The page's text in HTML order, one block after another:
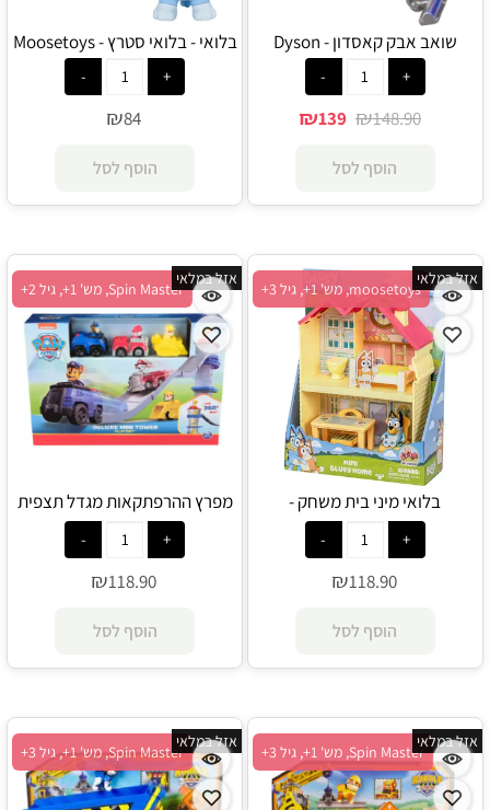
שואב אבק קאסדון - Dyson
₪148.90
₪139
הוסף לסל
בלואי - בלואי סטרץ - Moosetoys
₪84
הוסף לסל
moosetoys, מש' 1+, גיל 3+
אזל במלאי
בלואי מיני בית משחק -
moosetoys
₪118.90
הוסף לסל
Spin Master, מש' 1+, גיל 2+
אזל במלאי
מפרץ ההרפתקאות מגדל תצפית
מיני דלוקס - Spin Master
₪118.90
הוסף לסל
Spin Master, מש' 1+, גיל 3+
אזל במלאי
Spin Master, מש' 1+, גיל 3+
אזל במלאי